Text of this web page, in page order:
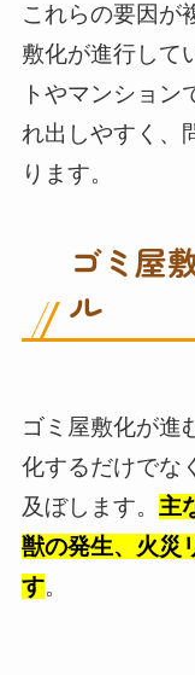
これらの要因が
敷化が進行して
トやマンション
れ出しやすく、
ります。
ゴミ屋
ル
ゴミ屋敷化が進
化するだけでな
及ぼします。 主
獣の発生、火災
す。